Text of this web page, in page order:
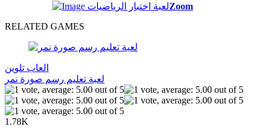
Zoom
RELATED GAMES
العاب تلوين
لعبة تعليم رسم صورة نمر
1.78K